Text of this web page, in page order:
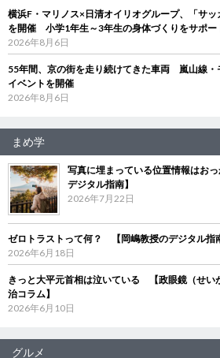
横浜F・マリノス×日清オイリオグループ、「サッ
を開催 小学1年生～3年生の身体づくりをサポー
2026年8月6日
55年間、京の街を走り続けてきた車両 嵐山線・
イベントを開催
2026年8月6日
まめ学
写真に埋まっている位置情報はお
デジタル指南】
2026年7月22日
ゼロトラストって何？ 【岡嶋教授のデジタル指
2026年6月18日
きっと大平元首相は泣いている 【政眼鏡（せい
治コラム】
2026年6月10日
グルメ